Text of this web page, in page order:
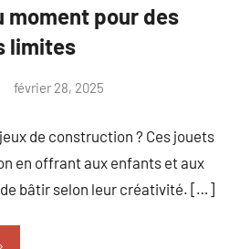
moment pour des
limites
février 28, 2025
de construction ? Ces jouets
en offrant aux enfants et aux
bâtir selon leur créativité. […]